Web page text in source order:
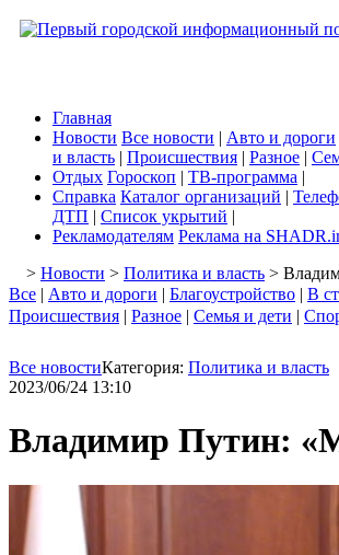
Главная
Новости Все новости | Авто и дороги
и власть | Происшествия | Разное |
Отдых Гороскоп | ТВ-программа |
Справка Каталог организаций |
ДТП | Список укрытий |
Рекламодателям Реклама на
> Новости > Политика и власть >
Все | Авто и дороги | Благоустройство | В
Происшествия | Разное | Семья и дети |
Все новостиКатегория: Политика и власть
2023/06/24 13:10
Владимир Путин: